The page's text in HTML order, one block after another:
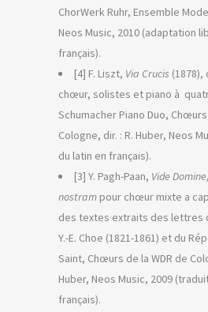
ChorWerk Ruhr, Ensemble
Neos Music, 2010 (adaptation
français).
[4] F. Liszt, Via Crucis
chœur, solistes et piano à
Schumacher Piano Duo, Chœurs
Cologne, dir. : R. Huber, Neos
du latin en français).
[3] Y. Pagh-Paan, Vide
nostram pour chœur mixte a
des textes extraits des lettres
Y.-E. Choe (1821-1861) et du
Saint, Chœurs de la WDR de
Huber, Neos Music, 2009
français).